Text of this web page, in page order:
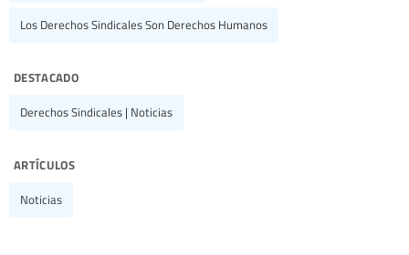
Los Derechos Sindicales Son Derechos Humanos
destacado
Derechos Sindicales | Noticias
artículos
Noticias